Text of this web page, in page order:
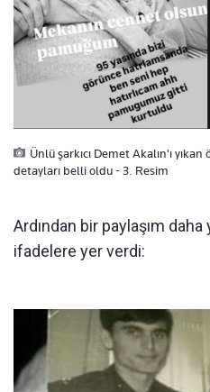
Ünlü şarkıcı Demet Akalın'ı
detayları belli oldu - 3. Resim
Ardından bir paylaşım
ifadelere yer verdi: